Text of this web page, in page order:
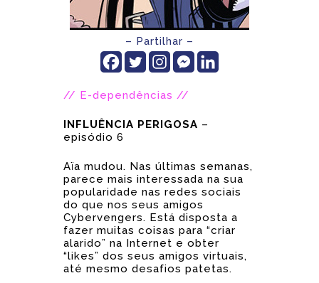
– Partilhar –
// E-dependências //
INFLUÊNCIA PERIGOSA –
episódio 6
Aïa mudou. Nas últimas semanas,
parece mais interessada na sua
popularidade nas redes sociais
do que nos seus amigos
Cybervengers. Está disposta a
fazer muitas coisas para “criar
alarido” na Internet e obter
“likes” dos seus amigos virtuais,
até mesmo desafios patetas.